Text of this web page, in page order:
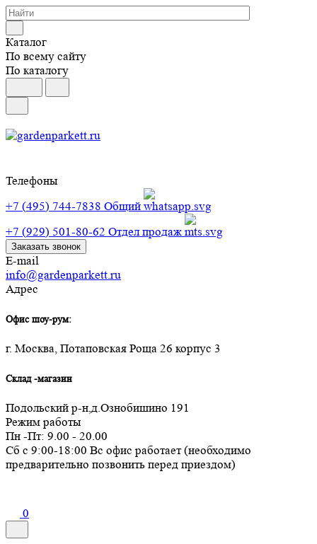
Каталог
По всему сайту
По каталогу
Телефоны
+7 (495) 744-7838 Общий
+7 (929) 501-80-62 Отдел продаж
Заказать звонок
E-mail
info@gardenparkett.ru
Адрес
Офис шоу-рум:
г. Москва, Потаповская Роща 26 корпус 3
Склад -магазин
Подольский р-н,д.Ознобишино 191
Режим работы
Пн -Пт: 9.00 - 20.00
Сб с 9:00-18:00 Вс офис работает (необходимо
предварительно позвонить перед приездом)
0